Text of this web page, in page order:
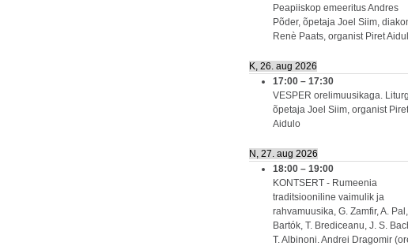
Peapiiskop emeeritus Andres
Põder, õpetaja Joel Siim,
Renè Paats, organist Piret
K, 26. aug 2026
17:00 – 17:30
VESPER orelimuusikaga. Liturg
õpetaja Joel Siim, organist Piret
Aidulo
N, 27. aug 2026
18:00 – 19:00
KONTSERT - Rumeenia
traditsiooniline vaimulik ja
rahvamuusika, G. Zamfir, A.
Bartók, T. Brediceanu, J. S.
T. Albinoni. Andrei Dragomir